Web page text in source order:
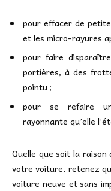
pour effacer de
et les micro-rayures
pour faire
portières, à des
pointu ;
pour se refaire
rayonnante qu’elle
Quelle que soit la
votre voiture, retenez
voiture neuve et sans